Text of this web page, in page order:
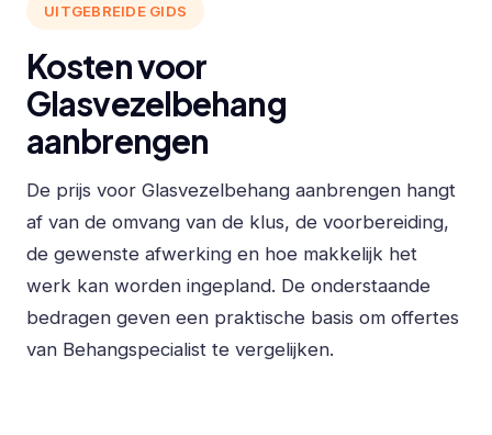
UITGEBREIDE GIDS
Kosten voor
Glasvezelbehang
aanbrengen
De prijs voor Glasvezelbehang aanbrengen hangt
af van de omvang van de klus, de voorbereiding,
de gewenste afwerking en hoe makkelijk het
werk kan worden ingepland. De onderstaande
bedragen geven een praktische basis om offertes
van Behangspecialist te vergelijken.